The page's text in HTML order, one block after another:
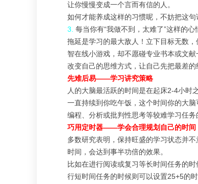
让你慢慢变成一个言而有信的人。
如何才能养成这样的习惯呢，不妨把这
3. 每当你有“我做不到，太难了”这样的心
拖延是学习的最大敌人！立下目标无数
智在线小游戏，却不愿碰专业书本或文
改变自己的思维方式，让自己先把最差的
先难后易——学习讲究策略
人的大脑最活跃的时间是在起床2-4小时
一直持续到你吃午饭，这个时间你的大
编程、分析或批判性思考等较难学习任务
巧用定时器——学会合理规划自己的时间
多数研究表明，保持旺盛的学习状态并
时间，会达到事半功倍的效果。
比如在进行阅读或复习等长时间任务的
行短时间任务的时候则可以设置25+5的